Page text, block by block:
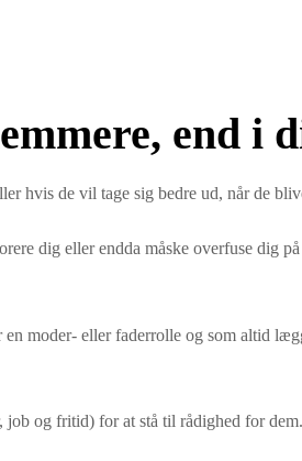
end i
hvis de vil tage sig bedre ud, når de
dig eller endda måske overfuse dig
moder- eller faderrolle og som altid
job og fritid) for at stå til rådighed for dem.